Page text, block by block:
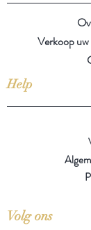
Verkoop
Help
Volg ons